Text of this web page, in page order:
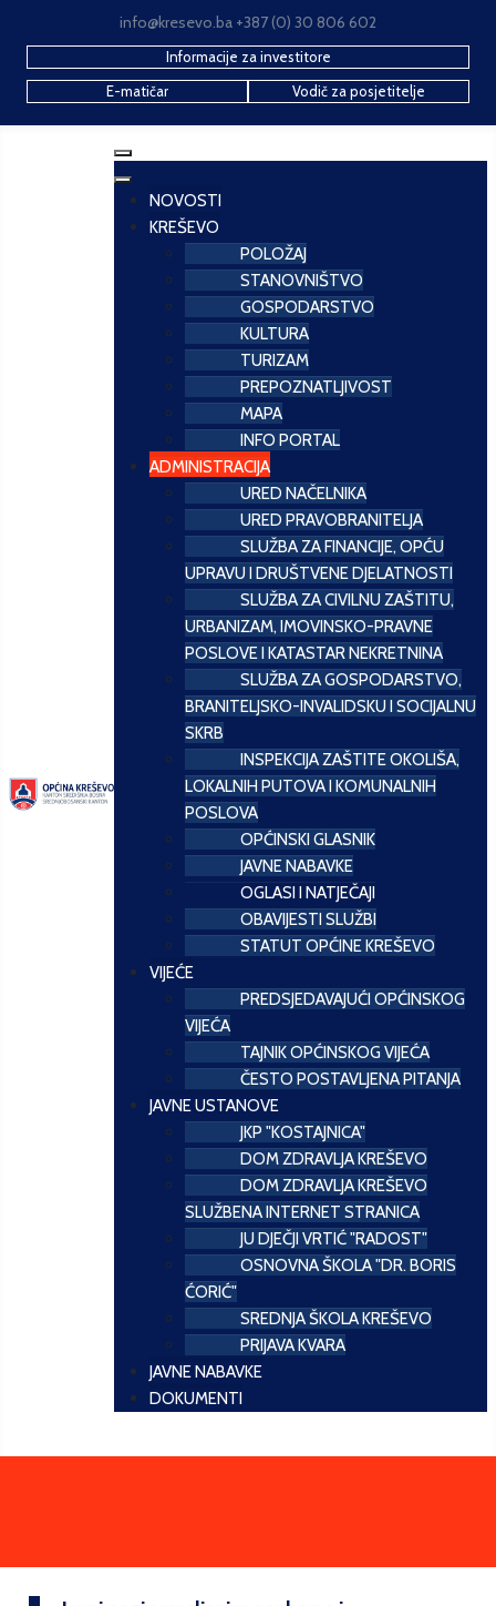
info@kresevo.ba +387 (0) 30 806 602
Informacije za investitore
E-matičar
Vodič za posjetitelje
NOVOSTI
KREŠEVO
POLOŽAJ
STANOVNIŠTVO
GOSPODARSTVO
KULTURA
TURIZAM
PREPOZNATLJIVOST
MAPA
INFO PORTAL
ADMINISTRACIJA
URED NAČELNIKA
URED PRAVOBRANITELJA
SLUŽBA ZA FINANCIJE, OPĆU
UPRAVU I DRUŠTVENE DJELATNOSTI
SLUŽBA ZA CIVILNU ZAŠTITU,
URBANIZAM, IMOVINSKO-PRAVNE
POSLOVE I KATASTAR NEKRETNINA
SLUŽBA ZA GOSPODARSTVO,
BRANITELJSKO-INVALIDSKU I SOCIJALNU
SKRB
INSPEKCIJA ZAŠTITE OKOLIŠA,
LOKALNIH PUTOVA I KOMUNALNIH
POSLOVA
OPĆINSKI GLASNIK
JAVNE NABAVKE
OGLASI I NATJEČAJI
OBAVIJESTI SLUŽBI
STATUT OPĆINE KREŠEVO
VIJEĆE
PREDSJEDAVAJUĆI OPĆINSKOG
VIJEĆA
TAJNIK OPĆINSKOG VIJEĆA
ČESTO POSTAVLJENA PITANJA
JAVNE USTANOVE
JKP "KOSTAJNICA"
DOM ZDRAVLJA KREŠEVO
DOM ZDRAVLJA KREŠEVO
SLUŽBENA INTERNET STRANICA
JU DJEČJI VRTIĆ "RADOST"
OSNOVNA ŠKOLA "DR. BORIS
ĆORIĆ"
SREDNJA ŠKOLA KREŠEVO
PRIJAVA KVARA
JAVNE NABAVKE
DOKUMENTI